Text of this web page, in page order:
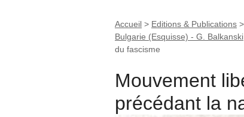
Accueil > Editions & Publications >
Bulgarie (Esquisse) - G. Balkanski
du fascisme
Mouvement
précédant la